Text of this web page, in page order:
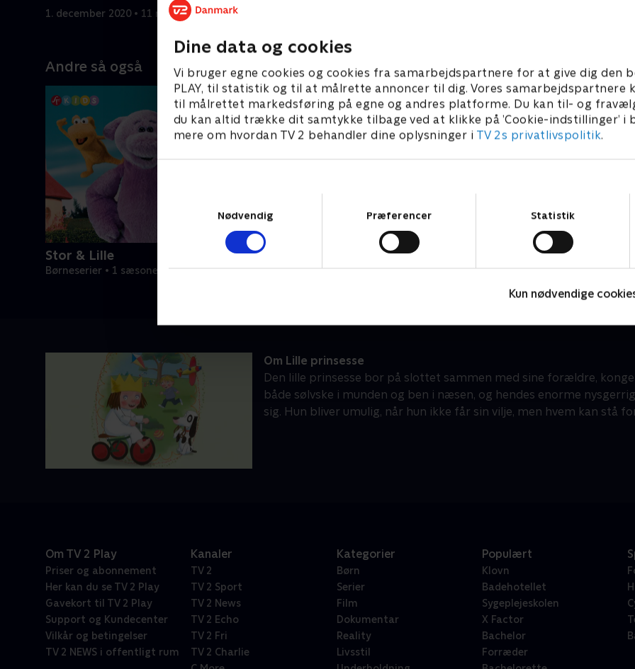
Dine data og cookies
Vi bruger egne cookies og cookies fra samarbejdspartnere for at give dig den
PLAY, til statistik og til at målrette annoncer til dig. Vores samarbejdspartnere
til målrettet markedsføring på egne og andres platforme. Du kan til- og
du kan altid trække dit samtykke tilbage ved at klikke på ’Cookie-indstillinger’ i
mere om hvordan TV 2 behandler dine oplysninger i TV 2s privatlivspolitik.
Nødvendig
Præferencer Statistik
Kun nødvendige
en række fælder.
1. december 2020 • 11 min
Andre så også
Stor & Lille
Børneserier • 1 sæsoner
Lillefinger
Om Lille prinsesse
Den lille prinsesse bor på slottet sammen med sine forældre,
både sølvske i munden og ben i næsen, og hendes enorme
sig. Hun bliver umulig, når hun ikke får sin vilje, men hvem kan stå
Om TV 2 Play
Priser og abonnement
Her kan du se TV 2 Play
Gavekort til TV 2 Play
Support og Kundecenter
Vilkår og betingelser
TV 2 NEWS i offentligt rum
Kanaler
TV 2
TV 2 Sport
TV 2 News
TV 2 Echo
TV 2 Fri
TV 2 Charlie
Kategorier
Børn
Serier
Film
Dokumentar
Reality
Livsstil
Populært
Klovn
Badehotellet
Sygeplejeskolen
X Factor
Bachelor
Forræder